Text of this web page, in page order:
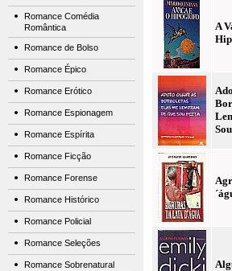
Romance Comédia
Romântica
Romance de Bolso
Romance Épico
Romance Erótico
Romance Espionagem
Romance Espírita
Romance Ficção
Romance Forense
Romance Histórico
Romance Policial
Romance Seleções
Romance Sobrenatural
A